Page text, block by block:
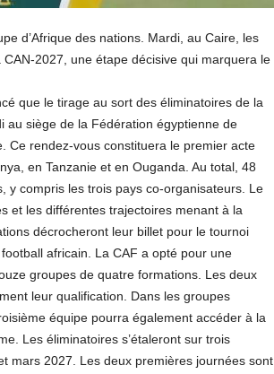
d’Afrique des nations. Mardi, au Caire, les
2027, une étape décisive qui marquera le
que le tirage au sort des éliminatoires de la
au siège de la Fédération égyptienne de
Ce rendez-vous constituera le premier acte
en Tanzanie et en Ouganda. Au total, 48
y compris les trois pays co-organisateurs. Le
et les différentes trajectoires menant à la
décrocheront leur billet pour le tournoi
africain. La CAF a opté pour une
groupes de quatre formations. Les deux
leur qualification. Dans les groupes
équipe pourra également accéder à la
Les éliminatoires s’étaleront sur trois
mars 2027. Les deux premières journées sont